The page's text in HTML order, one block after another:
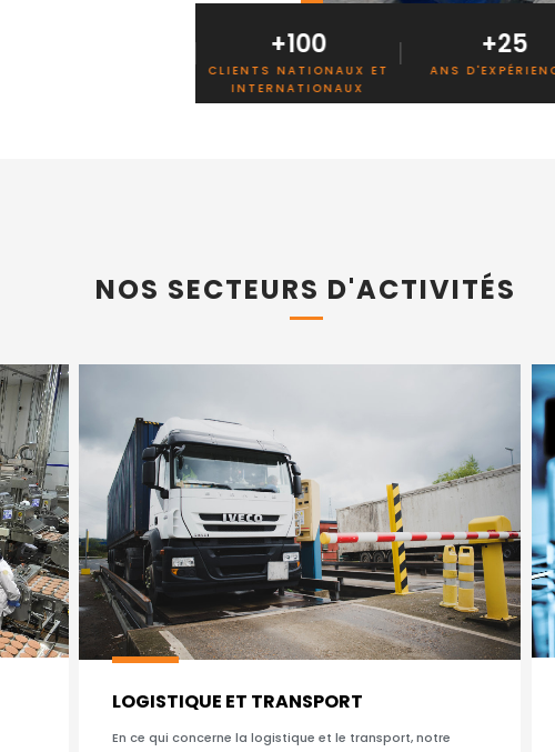
+100
CLIENTS NATIONAUX ET
INTERNATIONAUX
+25
ANS D'EXPÉRIENCES
NOS SECTEURS D'ACTIVITÉS
LOGISTIQUE ET TRANSPORT
En ce qui concerne la logistique et le transport, notre